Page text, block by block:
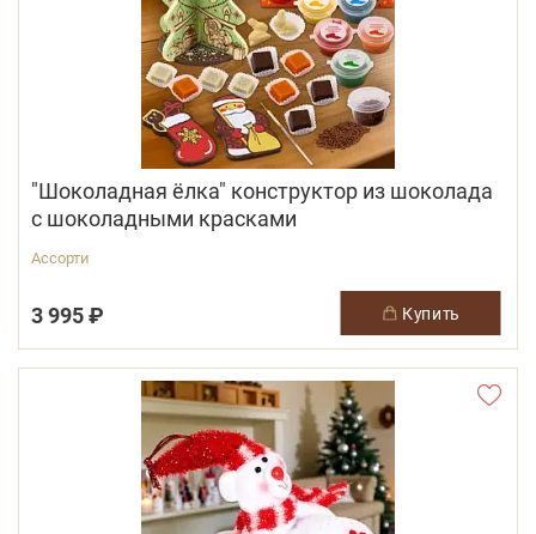
"Шоколадная ёлка" конструктор из шоколада
с шоколадными красками
Ассорти
3 995 ₽ купить